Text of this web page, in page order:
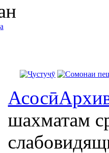
Асосӣ
шахматам